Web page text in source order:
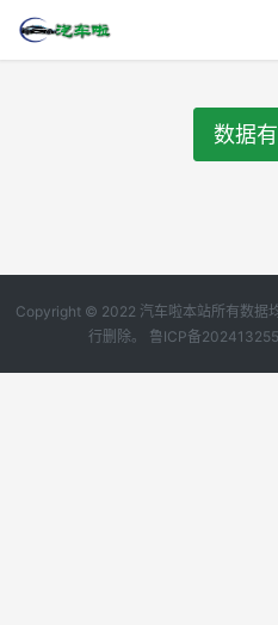
数据
Copyright © 2022 汽车啦本站所有数据
行删除。 鲁ICP备